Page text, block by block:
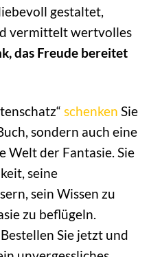
gestaltet,
vermittelt wertvolles
das Freude bereitet
schenken Sie
sondern auch eine
Welt der Fantasie. Sie
seine
sein Wissen zu
zu beflügeln.
Sie jetzt und